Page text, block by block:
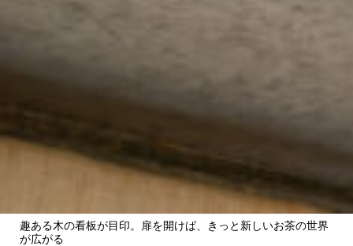
趣ある木の看板が目印。扉を開けば、きっと新しいお茶の世界
が広がる